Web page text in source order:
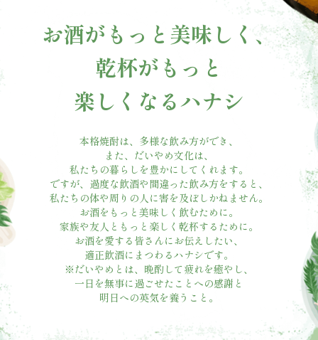
お酒がもっと美味しく、
乾杯がもっと
楽しくなるハナシ
本格焼酎は、多様な飲み方ができ、
また、だいやめ文化は、
私たちの暮らしを豊かにしてくれます。
ですが、過度な飲酒や間違った飲み方をすると、
私たちの体や周りの人に害を及ぼしかねません。
お酒をもっと美味しく飲むために。
家族や友人ともっと楽しく乾杯するために。
お酒を愛する皆さんにお伝えしたい、
適正飲酒にまつわるハナシです。
※だいやめとは、晩酌して疲れを癒やし、
一日を無事に過ごせたことへの感謝と
明日への英気を養うこと。